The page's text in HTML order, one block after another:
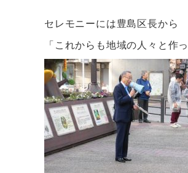
セレモニーには豊島区長から
「これからも地域の人々と作